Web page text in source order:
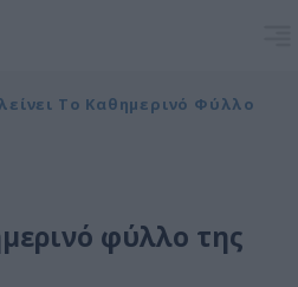
Το Καθημερινό Φύλλο
φύλλο της